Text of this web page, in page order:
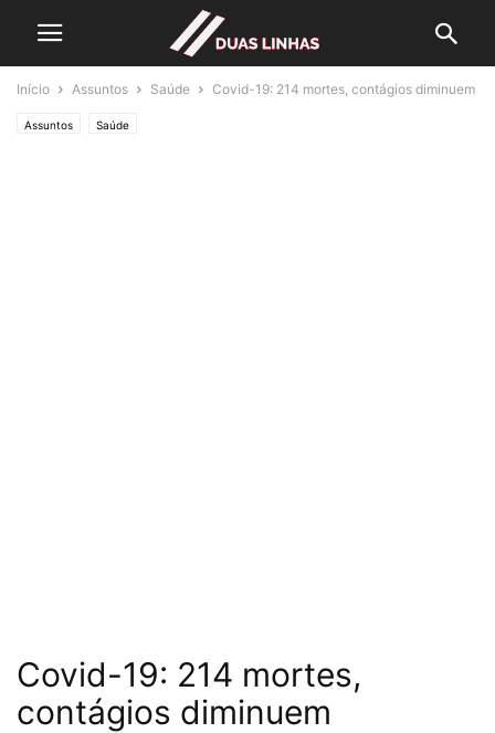
Início Assuntos Saúde Covid-19: 214 mortes, contágios diminuem
Assuntos Saúde
Covid-19: 214 mortes,
contágios diminuem